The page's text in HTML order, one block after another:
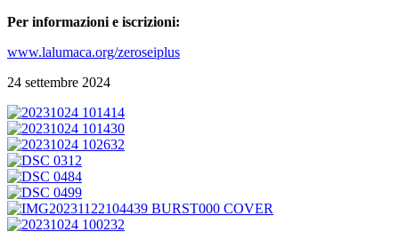
Per informazioni e iscrizioni:
www.lalumaca.org/zeroseiplus
24 settembre 2024